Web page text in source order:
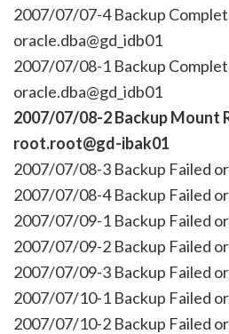
2007/07/07-4 Backup
oracle.dba@gd_idb01
2007/07/08-1 Backup
oracle.dba@gd_idb01
2007/07/08-2 Backup Mount
root.root@gd-ibak01
2007/07/08-3 Backup Failed
2007/07/08-4 Backup Failed
2007/07/09-1 Backup Failed
2007/07/09-2 Backup Failed
2007/07/09-3 Backup Failed
2007/07/10-1 Backup Failed
2007/07/10-2 Backup Failed